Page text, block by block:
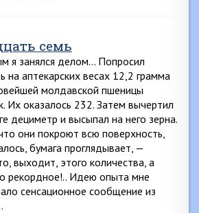
семь
я занялся делом… Попросил
на аптекарских весах 12,2 грамма
молдавской пшеницы
Их оказалось 232. Затем вычертил
дециметр и высыпал на него зерна.
они покроют всю поверхность,
бумага проглядывает, —
выходит, этого количества, а
рекордное!.. Идею опыта мне
сенсационное сообщение из